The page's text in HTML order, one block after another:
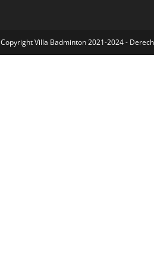
Copyright Villa Badminton 2021-2024 -